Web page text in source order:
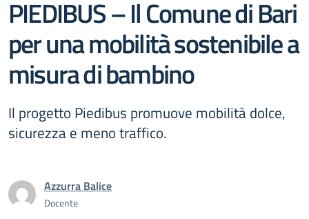
PIEDIBUS – Il Comune di Bari
per una mobilità sostenibile a
misura di bambino
Il progetto Piedibus promuove mobilità dolce,
sicurezza e meno traffico.
Azzurra Balice
Docente